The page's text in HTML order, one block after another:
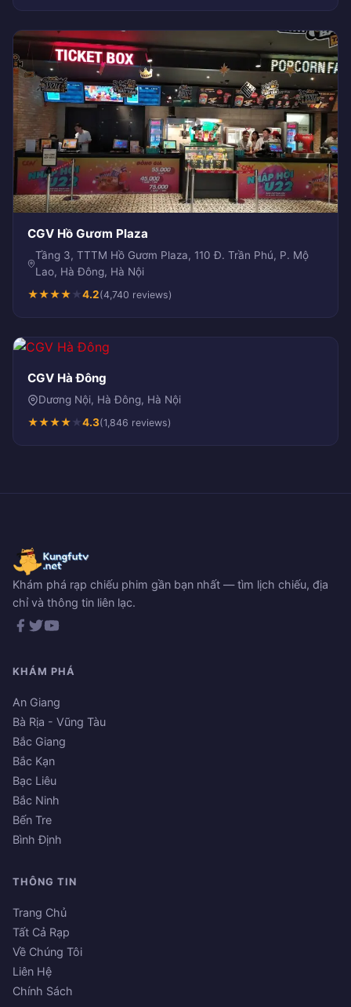
CGV Hồ Gươm Plaza
Tầng 3, TTTM Hồ Gươm Plaza, 110 Đ. Trần Phú, P. Mộ
Lao, Hà Đông, Hà Nội
★★★★★4.2(4,740 reviews)
CGV Hà Đông
Dương Nội, Hà Đông, Hà Nội
★★★★★4.3(1,846 reviews)
Khám phá rạp chiếu phim gần bạn nhất — tìm lịch chiếu, địa
chỉ và thông tin liên lạc.
KHÁM PHÁ
An Giang
Bà Rịa - Vũng Tàu
Bắc Giang
Bắc Kạn
Bạc Liêu
Bắc Ninh
Bến Tre
Bình Định
THÔNG TIN
Trang Chủ
Tất Cả Rạp
Về Chúng Tôi
Liên Hệ
Chính Sách